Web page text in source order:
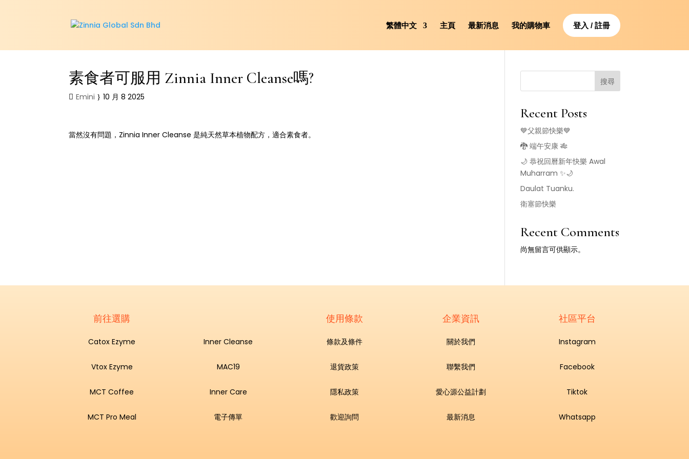
繁體中文 主頁 最新消息 我的購物車 登入 / 註冊
素食者可服用 Zinnia Inner Cleanse嗎?
Emini 10 月 8 2025
當然沒有問題，Zinnia Inner Cleanse 是純天然草本植物配方，適合素食者。
搜尋
Recent Posts
💙父親節快樂💙
🐉 端午安康 🎋
🌙 恭祝回曆新年快樂 Awal
Muharram ✨🌙
Daulat Tuanku.
衛塞節快樂
Recent Comments
尚無留言可供顯示。
前往選購
Catox Ezyme
Vtox Ezyme
MCT Coffee
MCT Pro Meal
Inner Cleanse
MAC19
Inner Care
電子傳單
使用條款
條款及條件
退貨政策
隱私政策
歡迎詢問
企業資訊
關於我們
聯繫我們
愛心源公益計劃
最新消息
社區平台
Instagram
Facebook
Tiktok
Whatsapp